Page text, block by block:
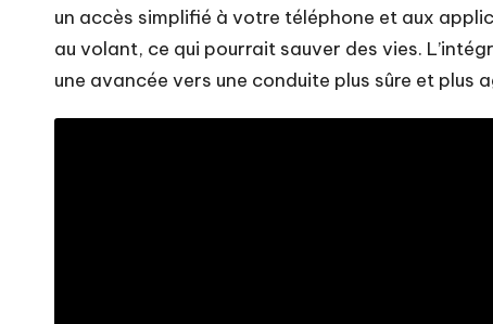
un accès simplifié à votre téléphone et aux
au volant, ce qui pourrait sauver des vies.
une avancée vers une conduite plus sûre et plus